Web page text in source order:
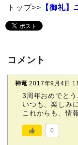
トップ>> 【御礼
コメント
神竜 2017年9月4日
3周年おめでとう
いつも、楽しみ
これからも、情
0